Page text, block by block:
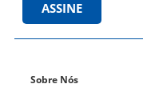
ASSINE
Sobre Nós